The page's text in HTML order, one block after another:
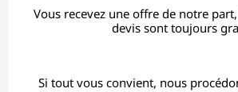
Vous recevez une offre de notre
devis sont toujours
Si tout vous convient, nous